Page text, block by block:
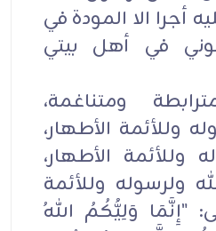
أجرا الا المودة في
في أهل بيتي
ومتناغمة،
وللأئمة الأطهار،
وللأئمة الأطهار،
ولرسوله وللأئمة
"إِنَّمَا وَلِيُّكُمُ اللهُ